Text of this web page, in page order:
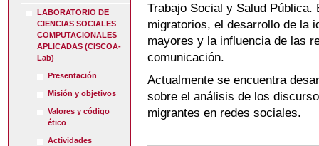
LABORATORIO DE
CIENCIAS SOCIALES
COMPUTACIONALES
APLICADAS (CISCOA-
Lab)
Presentación
Misión y objetivos
Valores y código
ético
Actividades
Trabajo Social y Salud
migratorios, el desarrollo de la
mayores y la influencia de las
comunicación.
Actualmente se encuentra
sobre el análisis de los
migrantes en redes sociales.